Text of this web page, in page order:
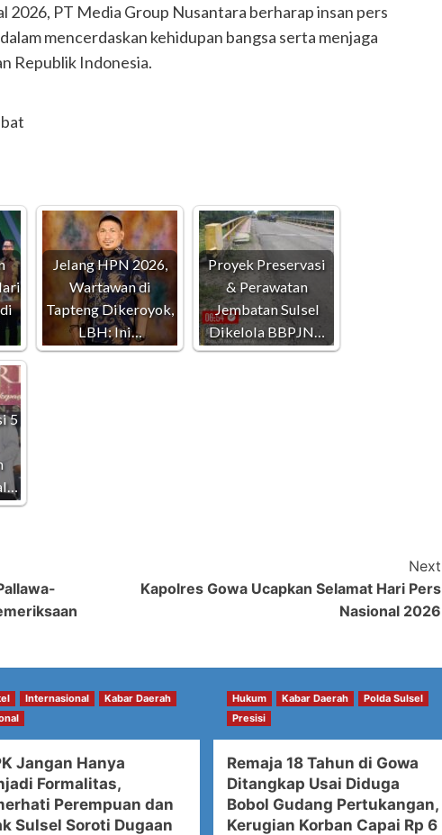
2026, PT Media Group Nusantara berharap insan pers
mencerdaskan kehidupan bangsa serta menjaga
Republik Indonesia.
Jelang HPN 2026,
Wartawan di
Tapteng Dikeroyok,
LBH: Ini…
Proyek Preservasi
& Perawatan
Jembatan Sulsel
Dikelola BBPJN…
5
Next
Kapolres Gowa Ucapkan Selamat Hari Pers
Nasional 2026
Internasional
Kabar Daerah
Jangan Hanya
Formalitas,
Perempuan dan
Sulsel Soroti Dugaan
Hukum Kabar Daerah
Polda Sulsel
Presisi
Remaja 18 Tahun di Gowa
Ditangkap Usai Diduga
Bobol Gudang Pertukangan,
Kerugian Korban Capai Rp 6